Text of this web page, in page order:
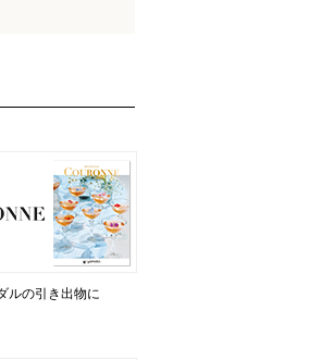
ルの引き出物に